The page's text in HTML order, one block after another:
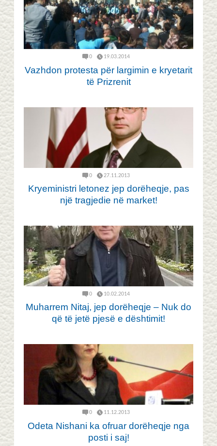
0 19.03.2014
Vazhdon protesta për largimin e kryetarit
të Prizrenit
0 27.11.2013
Kryeministri letonez jep dorëheqje, pas
një tragjedie në market!
0 10.02.2014
Muharrem Nitaj, jep dorëheqje – Nuk do
që të jetë pjesë e dështimit!
0 11.12.2013
Odeta Nishani ka ofruar dorëheqje nga
posti i saj!